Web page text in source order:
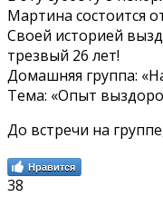
Мартина состоится
Своей историей
трезвый 26 лет!
Домашняя группа:
Тема: «Опыт
До встречи на
Нравится
38